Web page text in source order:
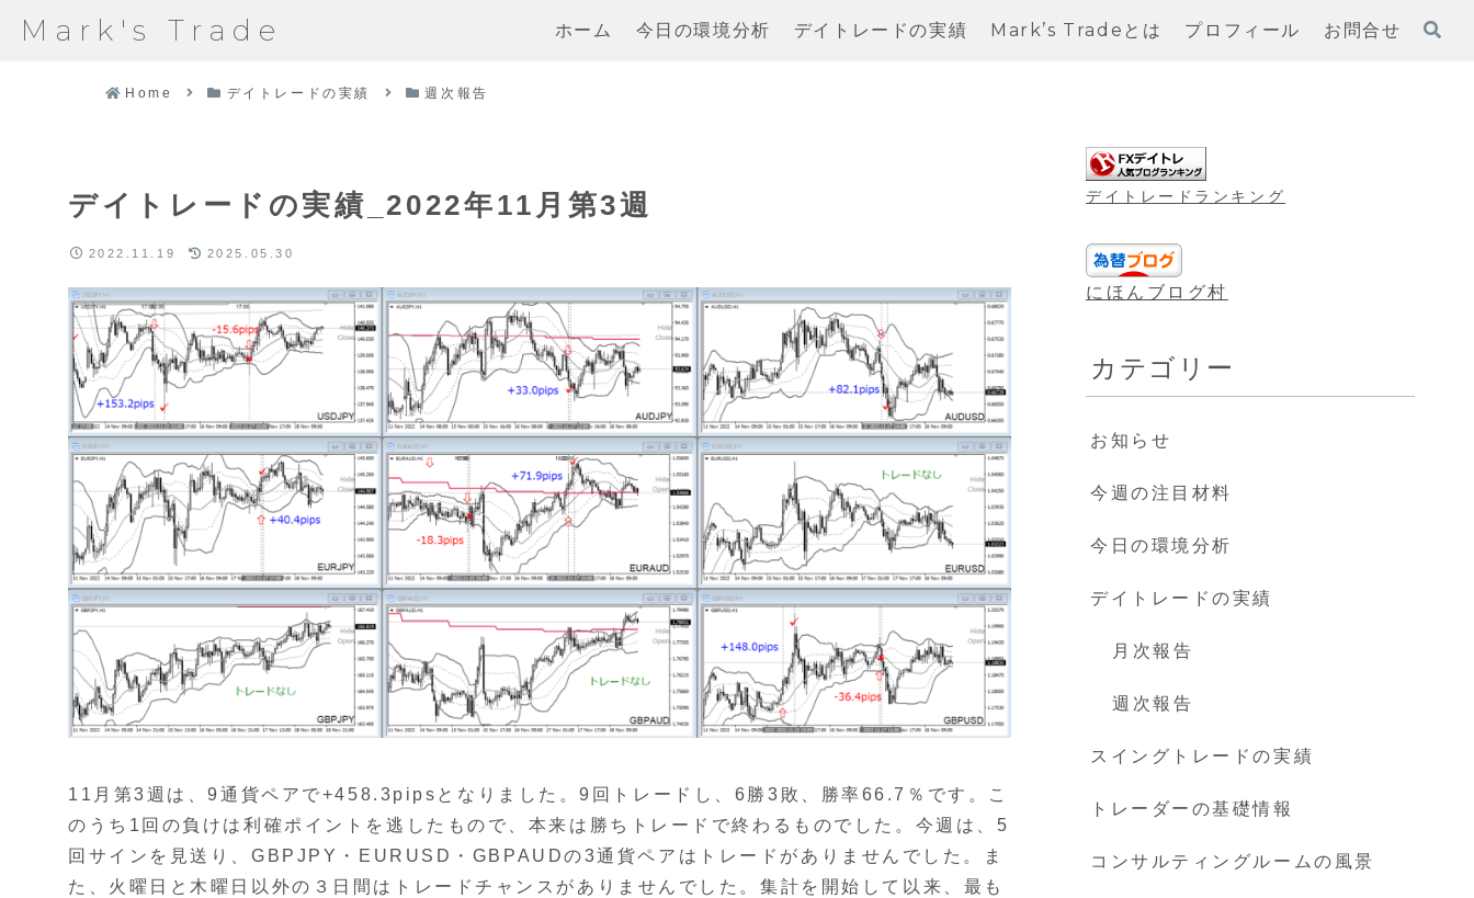
Mark's Trade ホーム 今日の環境分析 デイトレードの実績 Mark’s Tradeとは プロフィール お問合せ
Home デイトレードの実績 週次報告
デイトレードの実績_2022年11月第3週
2022.11.19 2025.05.30
11月第3週は、9通貨ペアで+458.3pipsとなりました。9回トレードし、6勝3敗、勝率66.7％です。こ
のうち1回の負けは利確ポイントを逃したもので、本来は勝ちトレードで終わるものでした。今週は、5
回サインを見送り、GBPJPY・EURUSD・GBPAUDの3通貨ペアはトレードがありませんでした。ま
た、火曜日と木曜日以外の３日間はトレードチャンスがありませんでした。集計を開始して以来、最も
デイトレードランキング
にほんブログ村
カテゴリー
お知らせ
今週の注目材料
今日の環境分析
デイトレードの実績
月次報告
週次報告
スイングトレードの実績
トレーダーの基礎情報
コンサルティングルームの風景